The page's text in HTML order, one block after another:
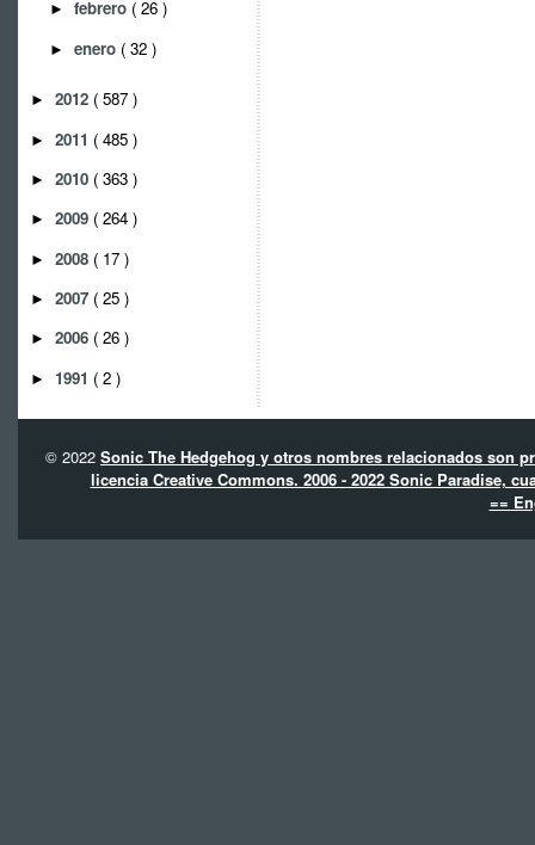
► febrero ( 26 )
► enero ( 32 )
► 2012 ( 587 )
► 2011 ( 485 )
► 2010 ( 363 )
► 2009 ( 264 )
► 2008 ( 17 )
► 2007 ( 25 )
► 2006 ( 26 )
► 1991 ( 2 )
© 2022 Sonic The Hedgehog y otros nombres relacionados son
licencia Creative Commons. 2006 - 2022 Sonic Paradise,
==